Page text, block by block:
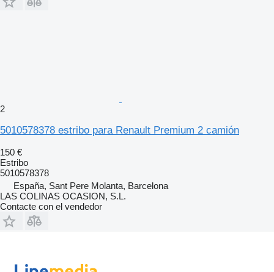
2
5010578378 estribo para Renault Premium 2 camión
150 €
Estribo
5010578378
España, Sant Pere Molanta, Barcelona
LAS COLINAS OCASION, S.L.
Contacte con el vendedor